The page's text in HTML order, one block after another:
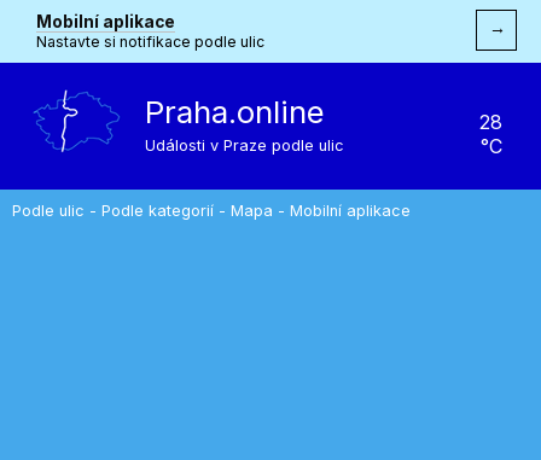
Mobilní aplikace
Nastavte si notifikace podle ulic
→
Praha.online
Události v Praze podle ulic
28
°C
Podle ulic - Podle kategorií - Mapa - Mobilní aplikace